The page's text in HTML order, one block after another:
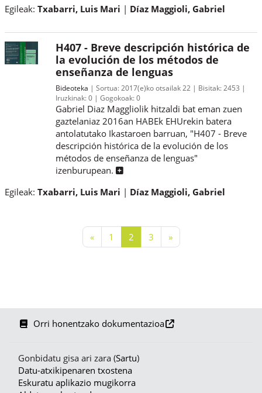
Egileak: Txabarri, Luis Mari Díaz Maggioli, Gabriel
H407 - Breve descripción histórica de
la evolución de los métodos de
enseñanza de lenguas
Bideoteka Sortua: 2017(e)ko otsailak 22 Bisitak: 2453
Iruzkinak:0 Gogokoak:0
Gabriel Diaz Maggliolik hitzaldi bat eman zuen
gaztelaniaz 2016an HABEk EHUrekin batera
antolatutako Ikastaroen barruan, "H407 - Breve
descripción histórica de la evolución de los
métodos de enseñanza de lenguas"
izenburupean.
Egileak: Txabarri, Luis Mari Díaz Maggioli, Gabriel
«Aurreko orria
1 1. orria
22. orria
33. orria
»Hurrengo orria
Orri honentzako dokumentazioa
Gonbidatu gisa ari zara (Sartu)
Datu-atxikipenaren txostena
Eskuratu aplikazio mugikorra